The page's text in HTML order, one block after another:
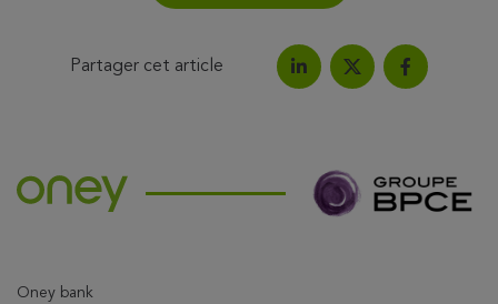
Partager cet article
Partagez l'article sur
Partagez l'article
Partagez
Oney bank